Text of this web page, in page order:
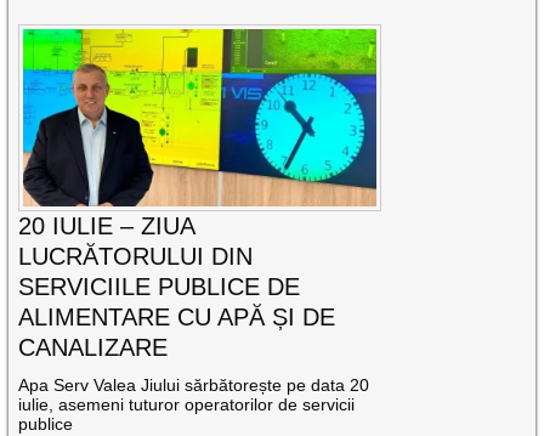
20 IULIE – ZIUA
LUCRĂTORULUI DIN
SERVICIILE PUBLICE DE
ALIMENTARE CU APĂ ȘI DE
CANALIZARE
Apa Serv Valea Jiului sărbătorește pe data 20
iulie, asemeni tuturor operatorilor de servicii
publice